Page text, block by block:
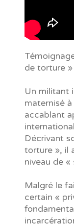
de torture »
Un militant
maternisé
accablant
Décrivant
torture », il
niveau de «
Malgré le
certain «